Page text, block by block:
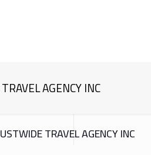
AGENCY INC
TRAVEL AGENCY INC